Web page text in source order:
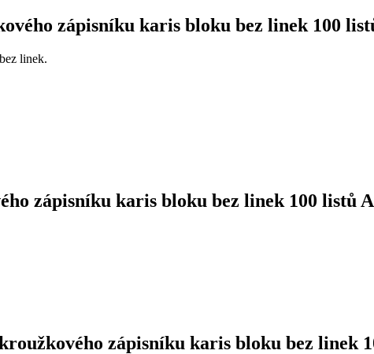
zápisníku karis bloku bez linek 100
linek.
zápisníku karis bloku bez linek 100 listů
zápisníku karis bloku bez linek